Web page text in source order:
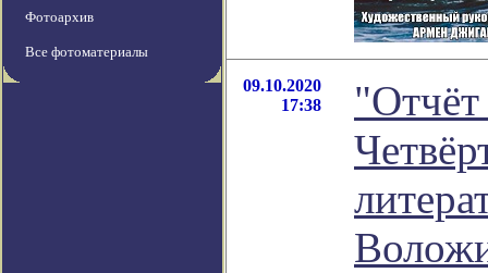
Фотоархив
Все фотоматериалы
09.10.2020
17:38
"Отчёт